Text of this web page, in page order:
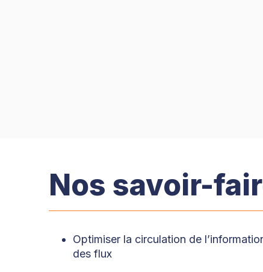
Nos savoir-
Optimiser la circulation de
des flux